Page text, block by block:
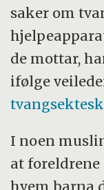
saker om
de mottar,
ifølge
I noen
at
hvem barna